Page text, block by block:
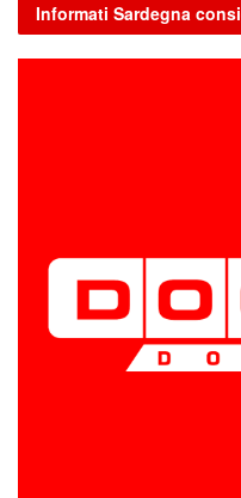
Informati Sardegna